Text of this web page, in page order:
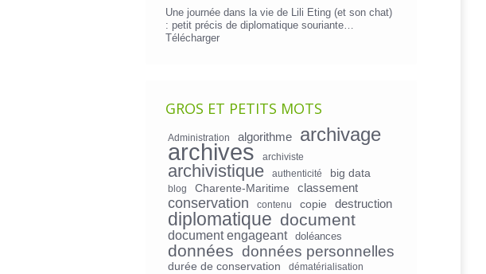
Une journée dans la vie de Lili Eting (et son chat)
: petit précis de diplomatique souriante…
Télécharger
GROS ET PETITS MOTS
Administration algorithme archivage
archives archiviste
archivistique authenticité big data
blog Charente-Maritime classement
conservation contenu copie destruction
diplomatique document
document engageant doléances
données données personnelles
durée de conservation
dématérialisation